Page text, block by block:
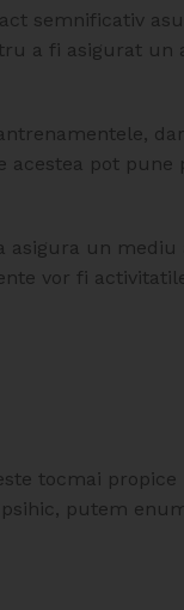
semnificativ
a fi asigurat un
acestea pot pune
asigura un mediu
vor fi
tocmai
putem